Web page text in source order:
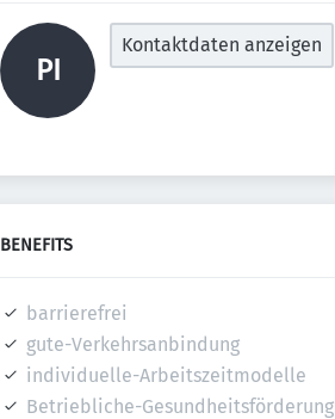
PI
Kontaktdaten anzeigen
BENEFITS
barrierefrei
gute-Verkehrsanbindung
individuelle-Arbeitszeitmodelle
Betriebliche-Gesundheitsförderung